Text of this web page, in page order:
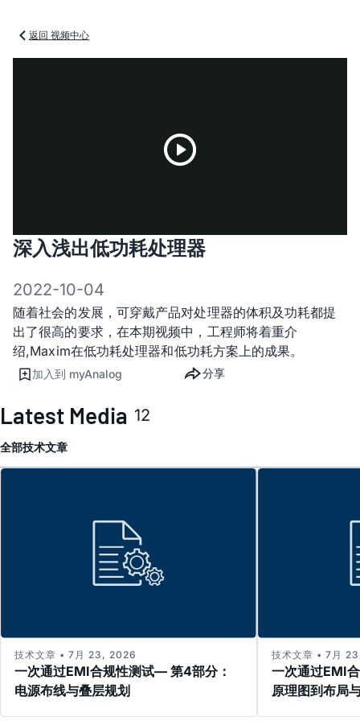
返回 视频中心
Video
深入浅出低功耗处理器
2022-10-04
随着社会的发展，可穿戴产品对处理器的体积及功耗都提
出了很高的要求，在本期视频中，工程师将着重介
绍,Maxim在低功耗处理器和低功耗方案上的成果。
加入到 myAnalog 分享
Latest Media 12
全部技术文章
一次通过EMI合规性测试— 第4部分：
电源布线与叠层规划
技术文章 • 7月 23, 2026
一次通过EMI
原理图到布局
技术文章 • 7月